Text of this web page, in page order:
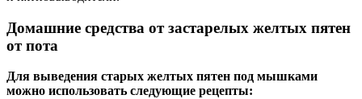
Домашние средства от застарелых желтых пятен
от пота
Для выведения старых желтых пятен под мышками
можно использовать следующие рецепты: